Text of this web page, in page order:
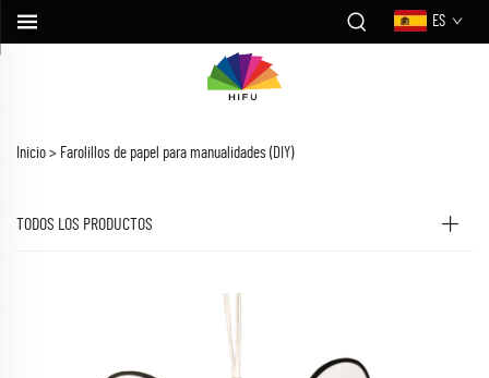
ES
Inicio > Farolillos de papel para manualidades (DIY)
TODOS LOS PRODUCTOS